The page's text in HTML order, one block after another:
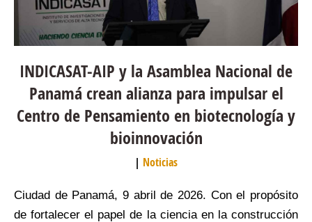
INDICASAT-AIP y la Asamblea Nacional de
Panamá crean alianza para impulsar el
Centro de Pensamiento en biotecnología y
bioinnovación
Noticias
Ciudad de Panamá, 9 abril de 2026. Con el propósito
de fortalecer el papel de la ciencia en la construcción